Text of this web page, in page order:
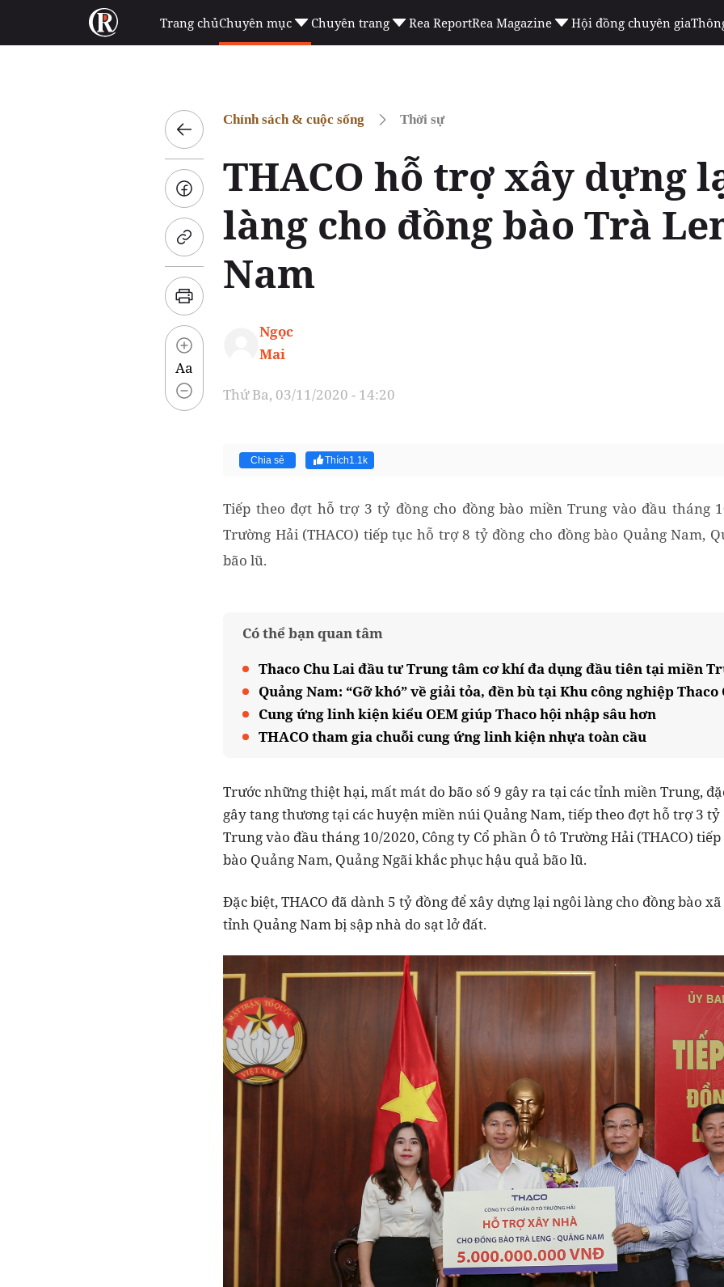
Trang chủChuyên mục Chuyên trang Rea ReportRea Magazine Hội đồng chuyên gia
Aa
Chính sách & cuộc sống Thời sự
THACO hỗ trợ xây dựng
làng cho đồng bào Trà
Nam
Ngọc
Mai
Thứ Ba, 03/11/2020 - 14:20
Chia sẻ Thích1.1k
Tiếp theo đợt hỗ trợ 3 tỷ đồng cho đồng bào miền Trung vào đầu tháng
Trường Hải (THACO) tiếp tục hỗ trợ 8 tỷ đồng cho đồng bào Quảng Nam,
bão lũ.
Có thể bạn quan tâm
Thaco Chu Lai đầu tư Trung tâm cơ khí đa dụng đầu tiên tại miền
Quảng Nam: “Gỡ khó” về giải tỏa, đền bù tại Khu công nghiệp Thaco
Cung ứng linh kiện kiểu OEM giúp Thaco hội nhập sâu hơn
THACO tham gia chuỗi cung ứng linh kiện nhựa toàn cầu
Trước những thiệt hại, mất mát do bão số 9 gây ra tại các tỉnh miền Trung,
gây tang thương tại các huyện miền núi Quảng Nam, tiếp theo đợt hỗ trợ 3
Trung vào đầu tháng 10/2020, Công ty Cổ phần Ô tô Trường Hải (THACO)
bào Quảng Nam, Quảng Ngãi khắc phục hậu quả bão lũ.
Đặc biệt, THACO đã dành 5 tỷ đồng để xây dựng lại ngôi làng cho đồng bào
tỉnh Quảng Nam bị sập nhà do sạt lở đất.